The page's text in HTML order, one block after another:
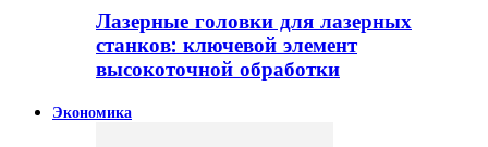
Лазерные головки для лазерных
станков: ключевой элемент
высокоточной обработки
Экономика